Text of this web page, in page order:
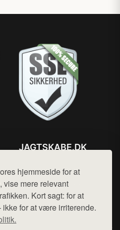
hjemmeside for at
vise mere relevant
Kort sagt: for at
for at være irriterende.
JAGTSKABE.DK
Mail: hej@want.dk
Cookie- og privatlivspolitik